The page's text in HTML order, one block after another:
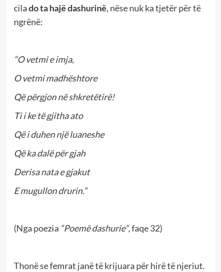
cilado ta hajë dashurinë, nëse nuk ka tjetër për të
ngrënë:
“O vetmi e imja,
O vetmi madhështore
Që përgjon në shkretëtirë!
Ti i ke të gjitha ato
Që i duhen një luaneshe
Që ka dalë për gjah
Derisa nata e gjakut
E mugullon drurin.”
(Nga poezia “Poemë dashurie”, faqe 32)
Thonë se femrat janë të krijuara për hirë të njeriut.